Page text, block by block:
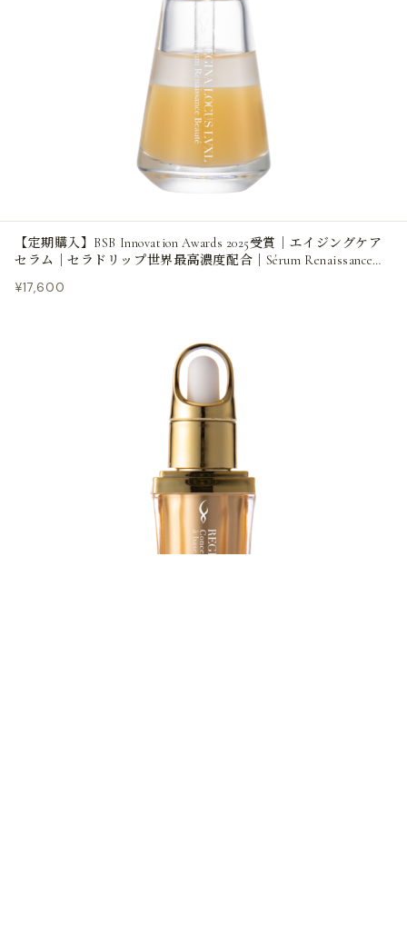
【定期購入】BSB Innovation Awards 2025受賞｜エイジングケア
セラム｜セラドリップ世界最高濃度配合｜Sérum Renaissance
¥17,600